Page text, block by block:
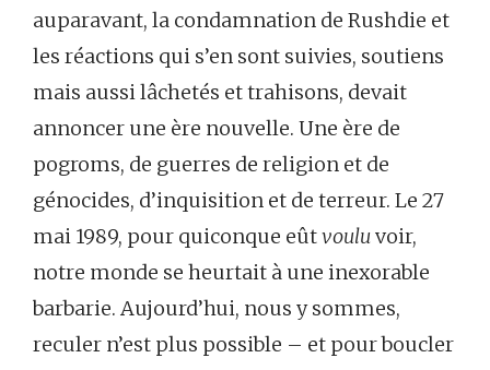
auparavant, la condamnation de Rushdie et
les réactions qui s’en sont suivies, soutiens
mais aussi lâchetés et trahisons, devait
annoncer une ère nouvelle. Une ère de
pogroms, de guerres de religion et de
génocides, d’inquisition et de terreur. Le 27
mai 1989, pour quiconque eûtvouluvoir,
notre monde se heurtait à une inexorable
barbarie. Aujourd’hui, nous y sommes,
reculer n’est plus possible – et pour boucler